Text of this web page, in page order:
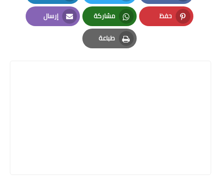
Facebook
Twitter
LinkedIn
حفظ
Pinterest
مشاركة
Whatsapp
إرسال
Email
طباعة
Print